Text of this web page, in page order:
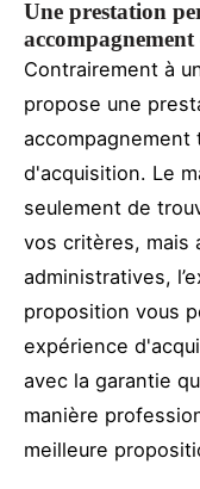
Une prestation
Contrairement à
propose une
accompagnement
d'acquisition. Le
seulement de
vos critères, mais
administratives,
proposition vous
expérience
avec la garantie
manière
meilleure